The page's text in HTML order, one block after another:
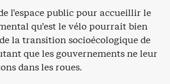
l’espace public pour accueillir le
qu’est le vélo pourrait bien
la transition socioécologique de
que les gouvernements ne leur
dans les roues.